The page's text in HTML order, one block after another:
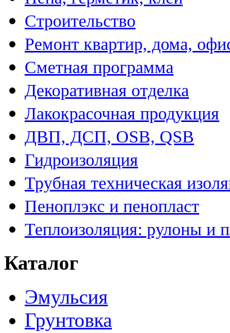
Строительство
Ремонт квартир, дома,
Сметная программа
Декоративная отделка
Лакокрасочная продукция
ДВП, ДСП, OSB, QSB
Гидроизоляция
Трубная техническая
Пеноплэкс и пенопласт
Теплоизоляция: рулоны и
Каталог
Эмульсия
Грунтовка